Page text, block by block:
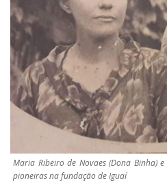
Maria Ribeiro de Novaes (Dona Binha)
pioneiras na fundação de Iguaí